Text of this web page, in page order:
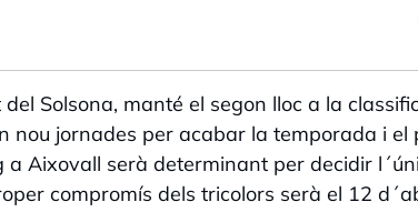
Solsona, manté el segon lloc a la
nou jornades per acabar la temporada i el
Aixovall serà determinant per decidir
compromís dels tricolors serà el 12